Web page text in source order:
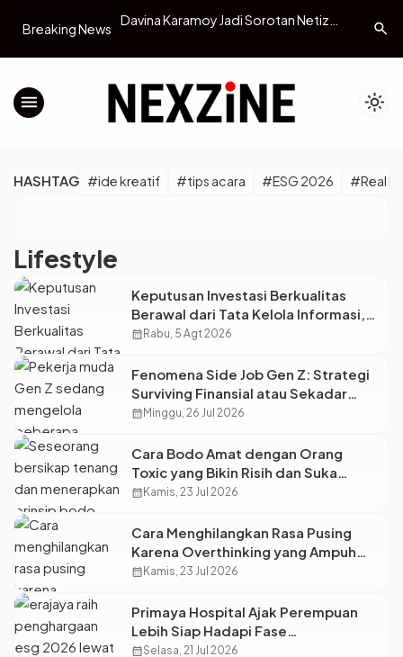
Breaking News
Davina Karamoy Jadi Sorotan Netizen
Perceraian Dito Ariotedjo
Jasasearch
menu light_mode
HASHTAG #ide kreatif #tips acara #ESG 2026 #Real
Lifestyle
Keputusan Investasi Berkualitas
Berawal dari Tata Kelola Informasi,
Monica Triyadi: Bukan Sekadar
calendar_month Rabu, 5 Agt 2026
Fenomena Side Job Gen Z: Strategi
Surviving Finansial atau Sekadar
Gaya Hidup?
calendar_month Minggu, 26 Jul 2026
Cara Bodo Amat dengan Orang
Toxic yang Bikin Risih dan Suka
Nyariin
calendar_month Kamis, 23 Jul 2026
Cara Menghilangkan Rasa Pusing
Karena Overthinking yang Ampuh
dan Bikin Mindful
calendar_month Kamis, 23 Jul 2026
Primaya Hospital Ajak Perempuan
Lebih Siap Hadapi Fase
Perimenopause
calendar_monthSelasa, 21 Jul 2026